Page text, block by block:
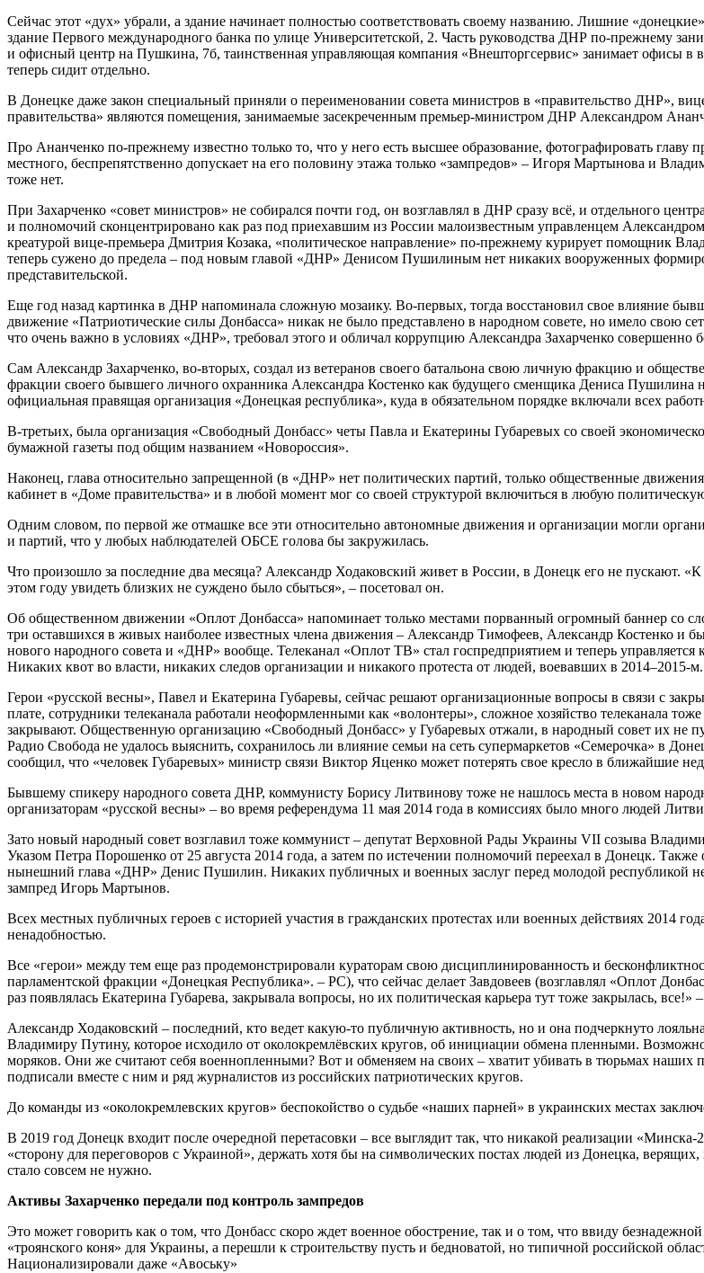
Сейчас этот «дух» убрали, а здание начинает полностью соответствовать своему названию. Лишние
здание Первого международного банка по улице Университетской, 2. Часть руководства ДНР по-прежнему
и офисный центр на Пушкина, 7б, таинственная управляющая компания «Внешторгсервис» занимает офисы в
теперь сидит отдельно.
В Донецке даже закон специальный приняли о переименовании совета министров в «правительство ДНР»,
правительства» являются помещения, занимаемые засекреченным премьер-министром ДНР Александром
Про Ананченко по-прежнему известно только то, что у него есть высшее образование, фотографировать
местного, беспрепятственно допускает на его половину этажа только «зампредов» – Игоря Мартынова и
тоже нет.
При Захарченко «совет министров» не собирался почти год, он возглавлял в ДНР сразу всё, и отдельного
и полномочий сконцентрировано как раз под приехавшим из России малоизвестным управленцем
креатурой вице-премьера Дмитрия Козака, «политическое направление» по-прежнему курирует помощник
теперь сужено до предела – под новым главой «ДНР» Денисом Пушилиным нет никаких вооруженных
представительской.
Еще год назад картинка в ДНР напоминала сложную мозаику. Во-первых, тогда восстановил свое влияние
движение «Патриотические силы Донбасса» никак не было представлено в народном совете, но имело свою
что очень важно в условиях «ДНР», требовал этого и обличал коррупцию Александра Захарченко совершенно
Сам Александр Захарченко, во-вторых, создал из ветеранов своего батальона свою личную фракцию и
фракции своего бывшего личного охранника Александра Костенко как будущего сменщика Дениса Пушилина
официальная правящая организация «Донецкая республика», куда в обязательном порядке включали всех
В-третьих, была организация «Свободный Донбасс» четы Павла и Екатерины Губаревых со своей
бумажной газеты под общим названием «Новороссия».
Наконец, глава относительно запрещенной (в «ДНР» нет политических партий, только общественные
кабинет в «Доме правительства» и в любой момент мог со своей структурой включиться в любую
Одним словом, по первой же отмашке все эти относительно автономные движения и организации могли
и партий, что у любых наблюдателей ОБСЕ голова бы закружилась.
Что произошло за последние два месяца? Александр Ходаковский живет в России, в Донецк его не пускают.
этом году увидеть близких не суждено было сбыться», – посетовал он.
Об общественном движении «Оплот Донбасса» напоминает только местами порванный огромный баннер со
три оставшихся в живых наиболее известных члена движения – Александр Тимофеев, Александр Костенко и
нового народного совета и «ДНР» вообще. Телеканал «Оплот ТВ» стал госпредприятием и теперь
Никаких квот во власти, никаких следов организации и никакого протеста от людей, воевавших в 2014–2015-м.
Герои «русской весны», Павел и Екатерина Губаревы, сейчас решают организационные вопросы в связи с
плате, сотрудники телеканала работали неоформленными как «волонтеры», сложное хозяйство телеканала
закрывают. Общественную организацию «Свободный Донбасс» у Губаревых отжали, в народный совет их не
Радио Свобода не удалось выяснить, сохранилось ли влияние семьи на сеть супермаркетов «Семерочка» в
сообщил, что «человек Губаревых» министр связи Виктор Яценко может потерять свое кресло в ближайшие
Бывшему спикеру народного совета ДНР, коммунисту Борису Литвинову тоже не нашлось места в новом
организаторам «русской весны» – во время референдума 11 мая 2014 года в комиссиях было много людей
Зато новый народный совет возглавил тоже коммунист – депутат Верховной Рады Украины VII созыва
Указом Петра Порошенко от 25 августа 2014 года, а затем по истечении полномочий переехал в Донецк.
нынешний глава «ДНР» Денис Пушилин. Никаких публичных и военных заслуг перед молодой республикой
зампред Игорь Мартынов.
Всех местных публичных героев с историей участия в гражданских протестах или военных действиях 2014
ненадобностью.
Все «герои» между тем еще раз продемонстрировали кураторам свою дисциплинированность и
парламентской фракции «Донецкая Республика». – РС), что сейчас делает Завдовеев (возглавлял «Оплот
раз появлялась Екатерина Губарева, закрывала вопросы, но их политическая карьера тут тоже закрылась,
Александр Ходаковский – последний, кто ведет какую-то публичную активность, но и она подчеркнуто
Владимиру Путину, которое исходило от околокремлёвских кругов, об инициации обмена пленными.
моряков. Они же считают себя военнопленными? Вот и обменяем на своих – хватит убивать в тюрьмах наших
подписали вместе с ним и ряд журналистов из российских патриотических кругов.
До команды из «околокремлевских кругов» беспокойство о судьбе «наших парней» в украинских местах
В 2019 год Донецк входит после очередной перетасовки – все выглядит так, что никакой реализации
«сторону для переговоров с Украиной», держать хотя бы на символических постах людей из Донецка,
стало совсем не нужно.
Активы Захарченко передали под контроль зампредов
Это может говорить как о том, что Донбасс скоро ждет военное обострение, так и о том, что ввиду
«троянского коня» для Украины, а перешли к строительству пусть и бедноватой, но типичной российской
Национализировали даже «Авоську»